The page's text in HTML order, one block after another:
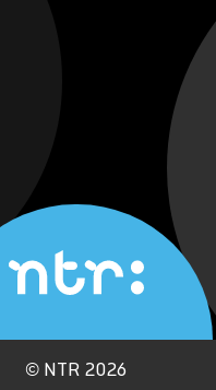
© NTR 2026